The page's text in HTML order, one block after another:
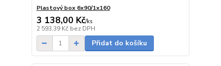
Plastový box 6x90/1x160
3 138,00 Kč/ks
2 593,39 Kč bez DPH
Přidat do košíku